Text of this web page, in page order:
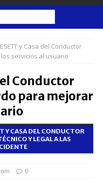
y Casa del Conductor
servicios al usuario
Conductor
para mejorar
Y CASA DEL CONDUCTOR
Y LEGAL A LAS
0